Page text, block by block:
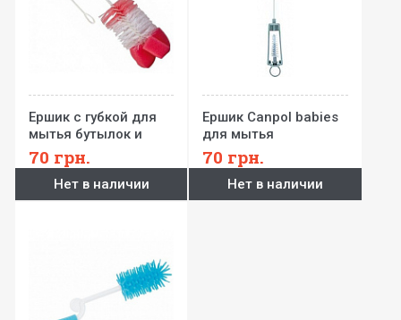
Ершик с губкой для
мытья бутылок и
сосок
70 грн.
Нет в наличии
Ершик Canpol babies
для мытья
бутылочек и сосок
70 грн.
Нет в наличии